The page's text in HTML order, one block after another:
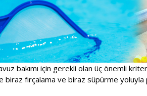
bakımı için gerekli olan üç önemli
biraz fırçalama ve biraz süpürme yoluyla